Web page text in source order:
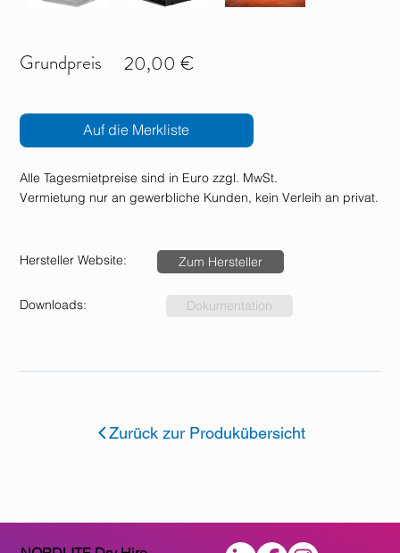
Grundpreis 20,00 €
Auf die Merkliste
Alle Tagesmietpreise sind in Euro zzgl. MwSt.
Vermietung nur an gewerbliche Kunden, kein Verleih an privat.
Hersteller Website: Zum Hersteller
Downloads: Dokumentation
Zurück zur Produkübersicht